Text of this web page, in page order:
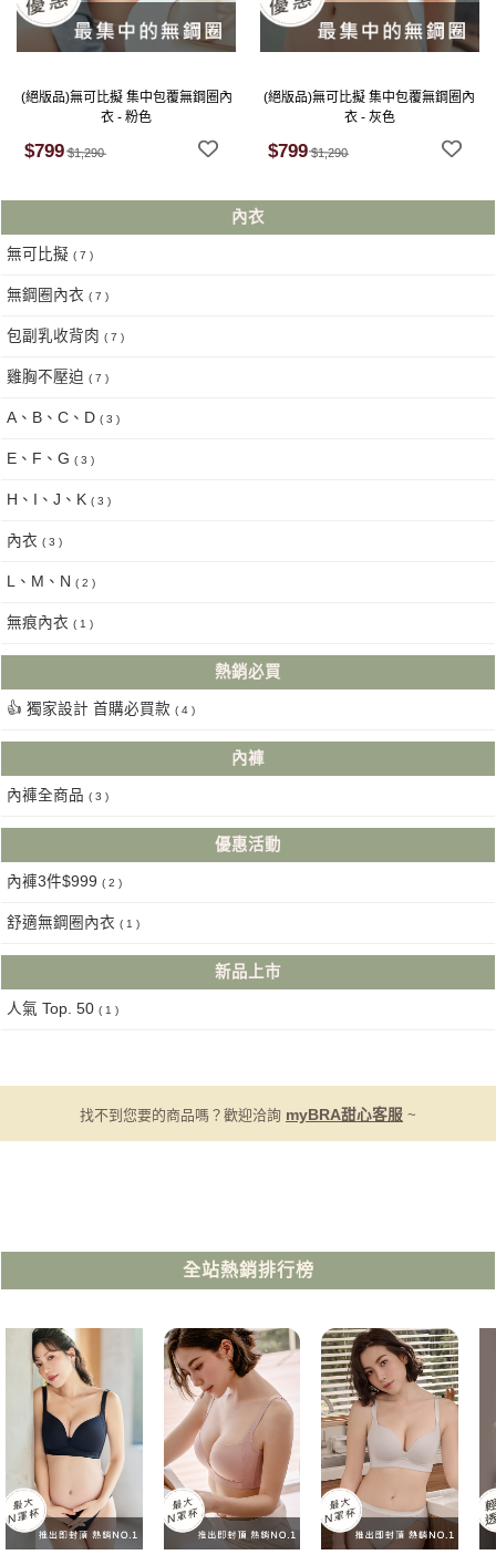
(絕版品)無可比擬 集中包覆無鋼圈內
衣 - 粉色
$799 $1,290
(絕版品)無可比擬 集中包覆無鋼圈內
衣 - 灰色
$799 $1,290
內衣
無可比擬 ( 7 )
無鋼圈內衣 ( 7 )
包副乳收背肉 ( 7 )
雞胸不壓迫 ( 7 )
A、B、C、D ( 3 )
E、F、G ( 3 )
H、I、J、K ( 3 )
內衣 ( 3 )
L、M、N ( 2 )
無痕內衣 ( 1 )
熱銷必買
👍 獨家設計 首購必買款 ( 4 )
內褲
內褲全商品 ( 3 )
優惠活動
內褲3件$999 ( 2 )
舒適無鋼圈內衣 ( 1 )
新品上市
人氣 Top. 50 ( 1 )
找不到您要的商品嗎？歡迎洽詢 myBRA甜心客服 ~
全站熱銷排行榜